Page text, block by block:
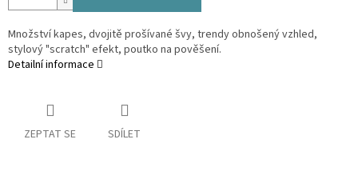
Množství kapes, dvojitě prošívané švy, trendy obnošený vzhled,
stylový "scratch" efekt, poutko na pověšení.
Detailní informace
ZEPTAT SE SDÍLET